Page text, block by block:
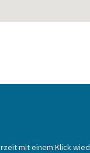
mit einem Klick